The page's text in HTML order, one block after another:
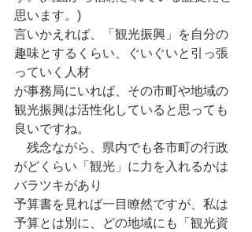
思います。)
言いかえれば、「観光振興」を自分の
趣味とするくらい、ぐいぐいと引っ張
っていく人材
が事務局にいれば、その市町や地域の
観光振興は活性化していると思っても
良いですね。
残念ながら、県内でも各市町の行政
がどくらい「観光」に力を入れるかは
バラツキがあり
予算書を見れば一目瞭然ですが、私は
予算とは別に、どの地域にも「観光資